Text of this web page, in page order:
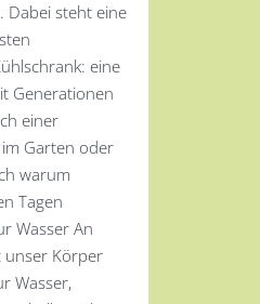
Dabei steht eine
eine
Generationen
einer
Garten oder
warum
Tagen
Wasser An
unser Körper
Wasser,